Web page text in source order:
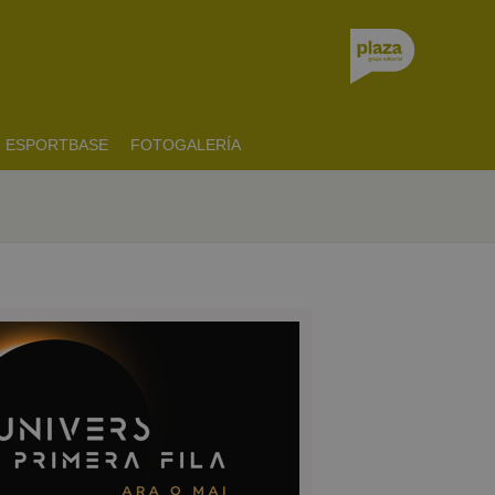
ESPORTBASE FOTOGALERÍA